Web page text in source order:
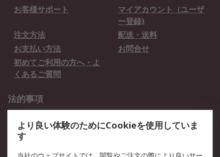
お客様サポート
マイアカウント（ユーザ
ー登録)
注文方法
配送・送料
お支払い方法
お問合せ
初めてご利用の方へ・よ
くあるご質問
法的事項
クッキーポリシー
より良い体験のためにCookieを使用していま
す